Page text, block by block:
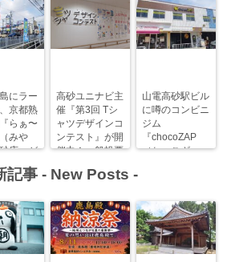
にラー
京都熟
らぁ〜
みや
店』が
しま
高砂ユニナビ主
催『第3回 Tシ
ャツデザインコ
ンテスト』が開
催中！一般投票
山電高砂駅ビル
に噂のコンビニ
ジム
『chocoZAP
（ちょこざっ
記事 - New Posts -